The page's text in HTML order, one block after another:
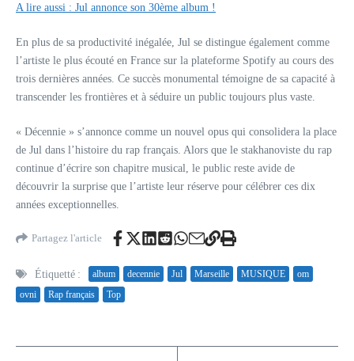
A lire aussi : Jul annonce son 30ème album !
En plus de sa productivité inégalée, Jul se distingue également comme
l’artiste le plus écouté en France sur la plateforme Spotify au cours des
trois dernières années. Ce succès monumental témoigne de sa capacité à
transcender les frontières et à séduire un public toujours plus vaste.
« Décennie » s’annonce comme un nouvel opus qui consolidera la place
de Jul dans l’histoire du rap français. Alors que le stakhanoviste du rap
continue d’écrire son chapitre musical, le public reste avide de
découvrir la surprise que l’artiste leur réserve pour célébrer ces dix
années exceptionnelles.
Partagez l'article
Étiquetté : album decennie Jul Marseille MUSIQUE
om
ovni
Rap français Top